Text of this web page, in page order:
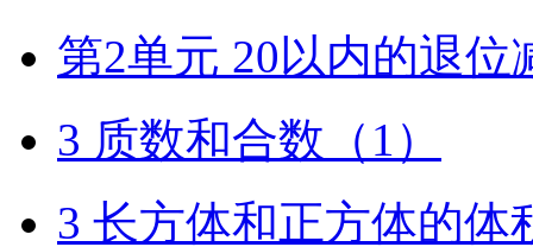
第2单元 20以内的退位
3 质数和合数（1）
3 长方体和正方体的体